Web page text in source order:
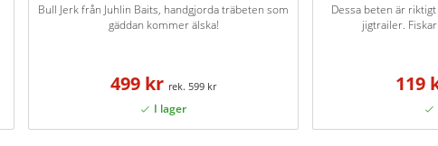
Bull Jerk från Juhlin Baits, handgjorda träbeten som
gäddan kommer älska!
499 kr 599 kr
Dessa beten är
jigtrailer.
119